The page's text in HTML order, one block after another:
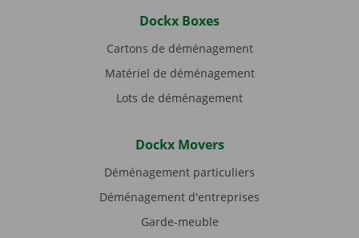
Dockx Boxes
Cartons de déménagement
Matériel de déménagement
Lots de déménagement
Dockx Movers
Déménagement particuliers
Déménagement d'entreprises
Garde-meuble